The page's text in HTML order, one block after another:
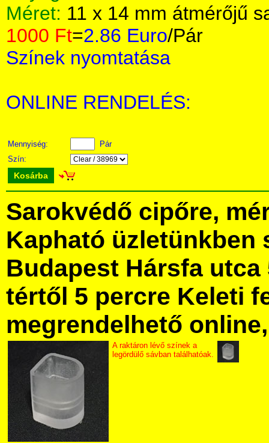
Méret: 11 x 14 mm átmérőjű
1000 Ft=2.86 Euro/Pár
Színek nyomtatása
ONLINE RENDELÉS:
Mennyiség:
Pár
Szín:
Kosárba
Sarokvédő cipőre,
Kapható üzletünkben
Budapest Hársfa utca
tértől 5 percre Keleti
megrendelhető
A raktáron lévő színek a
legördülő sávban találhatóak.